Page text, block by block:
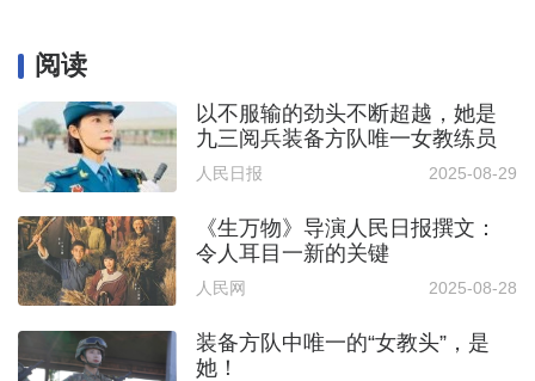
阅读
以不服输的劲头不断超越，她是
九三阅兵装备方队唯一女教练员
人民日报 2025-08-29
《生万物》导演人民日报撰文：
令人耳目一新的关键
人民网 2025-08-28
装备方队中唯一的“女教头”，是
她！